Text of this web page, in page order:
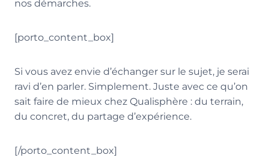
nos démarches.
[porto_content_box]
Si vous avez envie d’échanger sur le sujet, je serai
ravi d’en parler. Simplement. Juste avec ce qu’on
sait faire de mieux chez Qualisphère : du terrain,
du concret, du partage d’expérience.
[/porto_content_box]